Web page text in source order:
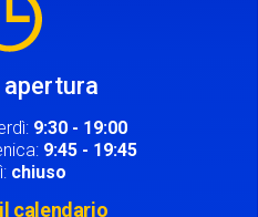
apertura
9:30 - 19:00
9:45 - 19:45
chiuso
calendario